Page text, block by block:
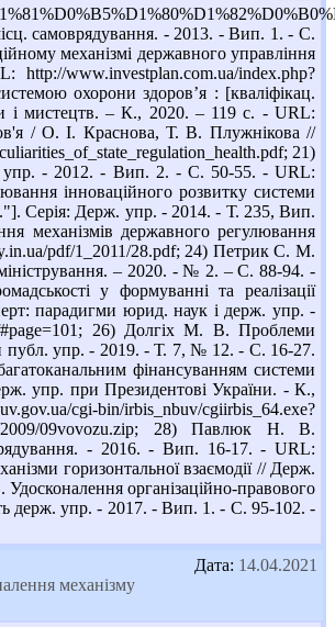
самоврядування. - 2013. - Вип. 1. - С.
механізмі державного управління
www.investplan.com.ua/index.php?
охорони здоров’я : [кваліфікац.
і мистецтв. – К., 2020. – 119 с. - URL:
/ О. І. Краснова, Т. В. Плужнікова //
21)
упр. - 2012. - Вип. 2. - С. 50-55. - URL:
інноваційного розвитку системи
Серія: Держ. упр. - 2014. - Т. 235, Вип.
механізмів державного регулювання
pdf/1_2011/28.pdf; 24) Петрик С. М.
– 2020. - № 2. – С. 88-94. -
у формуванні та реалізації
парадигми юрид. наук і держ. упр. -
26) Долгіх М. В. Проблеми
публ. упр. - 2019. - Т. 7, № 12. - С. 16-27.
фінансуванням системи
упр. при Президентові України. - К.,
cgiirbis_64.exe?
2009/09vovozu.zip; 28) Павлюк Н. В.
врядування. - 2016. - Вип. 16-17. - URL:
горизонтальної взаємодії // Держ.
організаційно-правового
держ. упр. - 2017. - Вип. 1. - С. 95-102. -
Дата: 14.04.2021
механізму